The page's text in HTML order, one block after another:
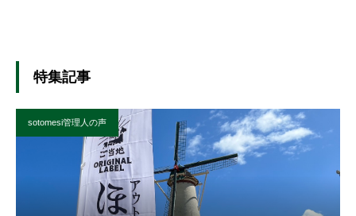
特集記事
sotomesi管理人の声